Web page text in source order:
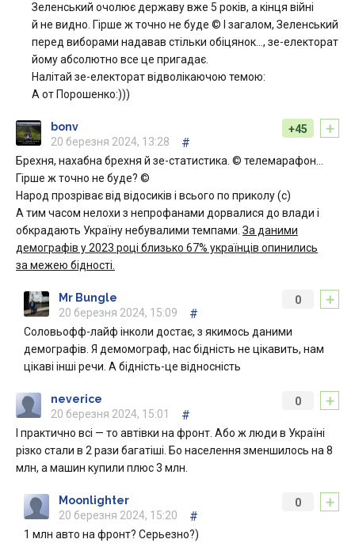
Зеленський очолює державу вже 5 років, а кінця війні
й не видно. Гірше ж точно не буде © І загалом, Зеленський
перед виборами надавав стільки обіцянок…, зе-електорат
йому абсолютно все це пригадає.
Налітай зе-електорат відволікаючою темою:
А от Порошенко:)))
+
+45
bonv
20 березня 2024, 13:28
#
Брехня, нахабна брехня й зе-статистика. © телемарафон…
Гірше ж точно не буде? ©
Народ прозріває від відосиків і всього по приколу (с)
А тим часом нелохи з непрофанами дорвалися до влади і
обкрадають Україну небувалими темпами. За даними
демографів у 2023 році близько 67% українців опинились
за межею бідності.
+
0
Mr Bungle
20 березня 2024, 15:09
#
Соловьофф-лайф інколи достає, з якимось даними
демографів. Я демомограф, нас бідність не цікавить, нам
цікаві інші речи. А бідність-це відносність
+
0
neverice
20 березня 2024, 15:01
#
І практично всі — то автівки на фронт. Або ж люди в Україні
різко стали в 2 рази багатіші. Бо населення зменшилось на 8
млн, а машин купили плюс 3 млн.
+
0
Moonlighter
20 березня 2024, 15:20
#
1 млн авто на фронт? Серьезно?)